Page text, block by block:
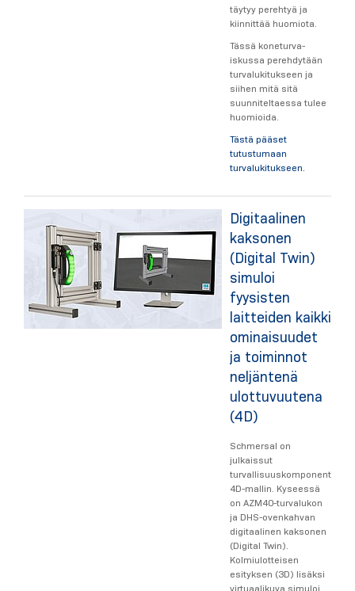
täytyy perehtyä ja
kiinnittää huomiota.
Tässä koneturva-
iskussa perehdytään
turvalukitukseen ja
siihen mitä sitä
suunniteltaessa tulee
huomioida.
Tästä pääset
tutustumaan
turvalukitukseen.
Digitaalinen
kaksonen
(Digital Twin)
simuloi
fyysisten
laitteiden kaikki
ominaisuudet
ja toiminnot
neljäntenä
ulottuvuutena
(4D)
Schmersal on
julkaissut
turvallisuuskomponenttien
4D-mallin. Kyseessä
on AZM40-turvalukon
ja DHS-ovenkahvan
digitaalinen kaksonen
(Digital Twin).
Kolmiulotteisen
esityksen (3D) lisäksi
virtuaalikuva simuloi